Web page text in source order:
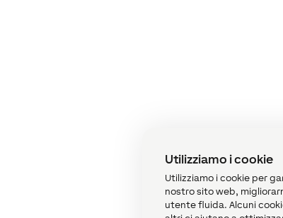
Utilizziamo i cookie
Utilizziamo i cookie per
nostro sito web,
utente fluida. Alcuni